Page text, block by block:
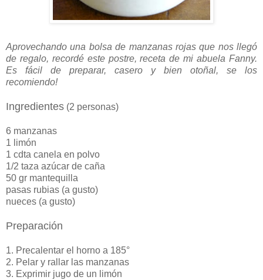
Aprovechando una bolsa de manzanas rojas que nos llegó
de regalo, recordé este postre, receta de mi abuela Fanny.
Es fácil de preparar, casero y bien otoñal, se los
recomiendo!
Ingredientes (2 personas)
6 manzanas
1 limón
1 cdta canela en polvo
1/2 taza azúcar de caña
50 gr mantequilla
pasas rubias (a gusto)
nueces (a gusto)
Preparación
1. Precalentar el horno a 185°
2. Pelar y rallar las manzanas
3. Exprimir jugo de un limón